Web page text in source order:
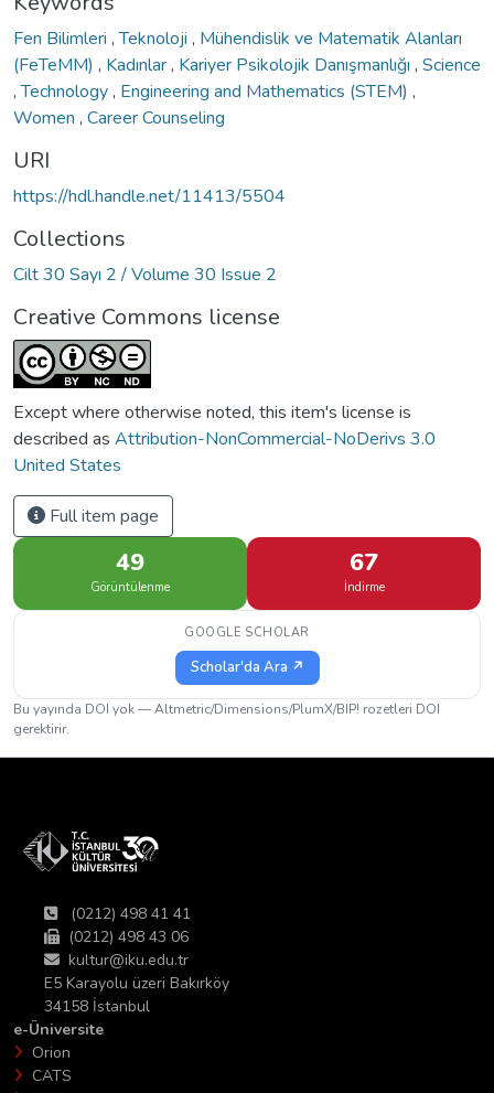
Fen Bilimleri ,Teknoloji , Mühendislik ve Matematik Alanları
(FeTeMM) , Kadınlar, Kariyer Psikolojik Danışmanlığı , Science
,Technology, Engineering and Mathematics (STEM) ,
Women , Career Counseling
URI
https://hdl.handle.net/11413/5504
Collections
Cilt 30 Sayı 2 / Volume 30 Issue 2
Creative Commons license
Except where otherwise noted, this item's license is
described as Attribution-NonCommercial-NoDerivs 3.0
United States
Full item page
49
Görüntülenme
67
İndirme
GOOGLE SCHOLAR
Scholar'da Ara ↗
Bu yayında DOI yok — Altmetric/Dimensions/PlumX/BIP! rozetleri DOI
gerektirir.
(0212) 498 41 41
(0212) 498 43 06
kultur@iku.edu.tr
E5 Karayolu üzeri Bakırköy
34158 İstanbul
e-Üniversite
Orion
CATS